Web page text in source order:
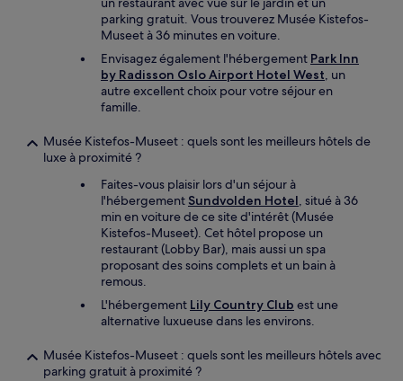
parking gratuit. Vous trouverez Musée Kistefos-
Museet à 36 minutes en voiture.
Envisagez également l'hébergement Park Inn
by Radisson Oslo Airport Hotel West, un
autre excellent choix pour votre séjour en
famille.
Musée Kistefos-Museet : quels sont les meilleurs hôtels de
luxe à proximité ?
Faites-vous plaisir lors d'un séjour à
l'hébergement Sundvolden Hotel, situé à 36
min en voiture de ce site d'intérêt (Musée
Kistefos-Museet). Cet hôtel propose un
restaurant (Lobby Bar), mais aussi un spa
proposant des soins complets et un bain à
remous.
L'hébergement Lily Country Club est une
alternative luxueuse dans les environs.
Musée Kistefos-Museet : quels sont les meilleurs hôtels avec
parking gratuit à proximité ?